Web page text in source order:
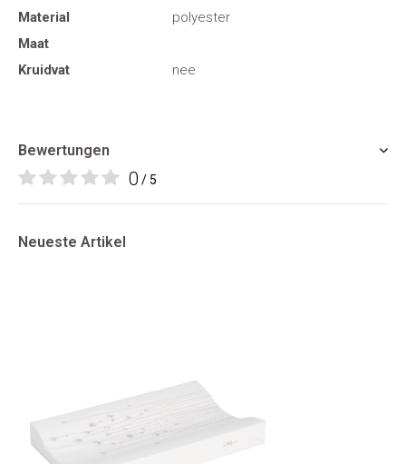
Material
polyester
Maat
Kruidvat
nee
Bewertungen
0 / 5
Neueste Artikel